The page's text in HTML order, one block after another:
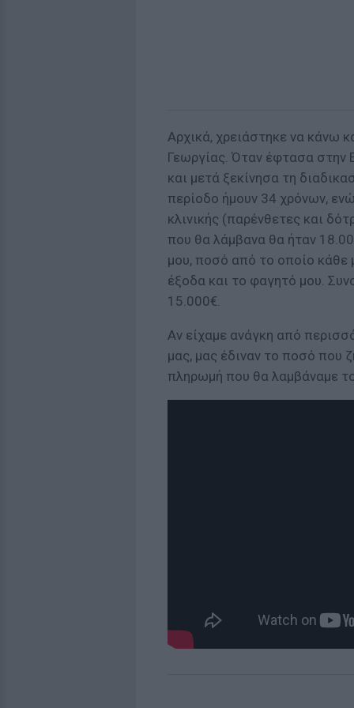
Αρχικά, χρειάστηκε να κάνω
Γεωργίας. Όταν έφτασα στην
και μετά ξεκίνησα τη
περίοδο ήμουν 34 χρόνων,
κλινικής (παρένθετες και
που θα λάμβανα θα ήταν
μου, ποσό από το οποίο κάθε
έξοδα και το φαγητό μου.
15.000€.
Αν είχαμε ανάγκη από
μας, μας έδιναν το ποσό που
πληρωμή που θα λαμβάναμε